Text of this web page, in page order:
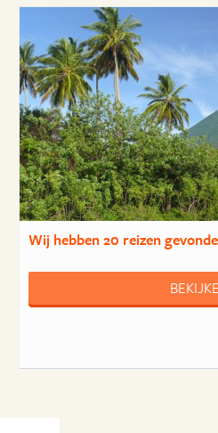
Wij hebben20 reizen